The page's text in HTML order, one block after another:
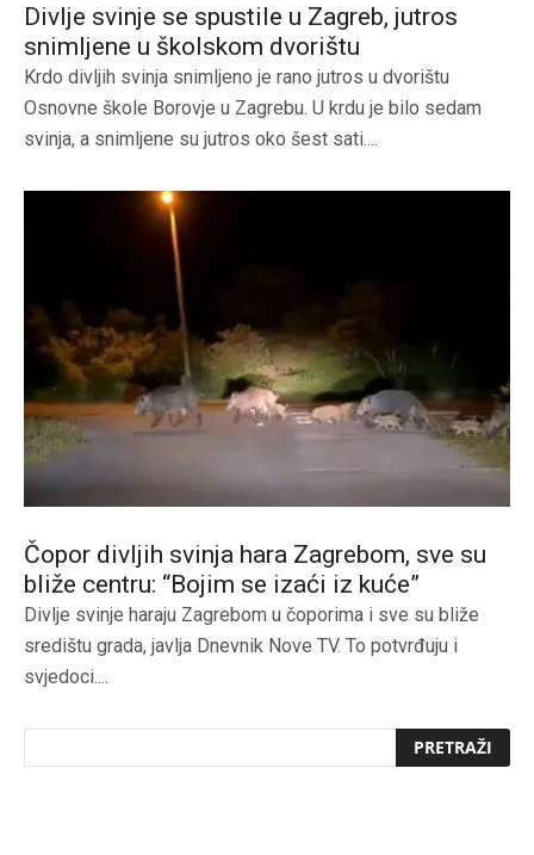
Divlje svinje se spustile u Zagreb, jutros
snimljene u školskom dvorištu
Krdo divljih svinja snimljeno je rano jutros u dvorištu
Osnovne škole Borovje u Zagrebu. U krdu je bilo sedam
svinja, a snimljene su jutros oko šest sati....
Čopor divljih svinja hara Zagrebom, sve su
bliže centru: “Bojim se izaći iz kuće”
Divlje svinje haraju Zagrebom u čoporima i sve su bliže
središtu grada, javlja Dnevnik Nove TV. To potvrđuju i
svjedoci....